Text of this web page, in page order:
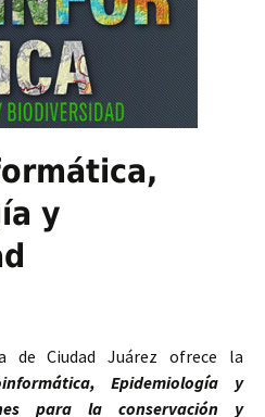
y
de Ciudad Juárez ofrece la
Epidemiología y
para la conservación y